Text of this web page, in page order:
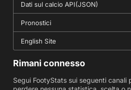
Dati sul calcio API(JSON)
Pronostici
English Site
Rimani connesso
Segui FootyStats sui seguenti canali